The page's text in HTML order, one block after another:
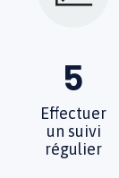
5
Effectuer
un suivi
régulier